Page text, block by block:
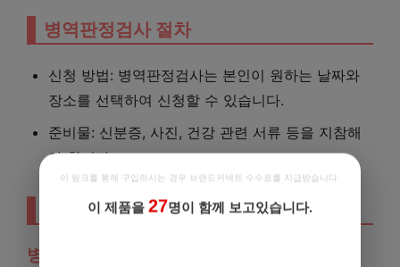
병역판정검사 절차
신청 방법: 병역판정검사는 본인이 원하는 날짜와
장소를 선택하여 신청할 수 있습니다.
준비물: 신분증, 사진, 건강 관련 서류 등을 지참해
야 합니다.
검사 항목
병역검사 신체검사 항목
이 링크를 통해 구입하시는 경우 브랜드커넥트 수수료를 지급받습니다.
이 제품을 27명이 함께 보고있습니다.